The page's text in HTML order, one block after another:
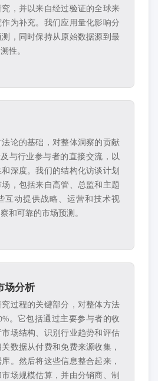
，并以来自经过验证的全球来
为补充。我们应用量化影响分
，同时保持从原始数据源到最
性。
论的基础，对整体洞察的贡献
与行业参与者的直接交流，以
深度。我们的结构化访谈计划
，包括来自高管、总监和主题
互动提供战略、运营和技术视
和可靠的市场预测。
场分析
过程的关键部分，对整体方法
。它包括通过主要参与者的收
场结构、识别行业趋势和评估
数据从付费和免费来源收集，
。然后将这些信息整合起来，
场规模估算，并由分销商、制